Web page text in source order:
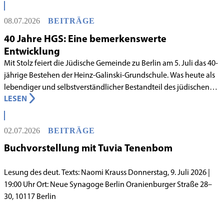
08.07.2026 BEITRÄGE
40 Jahre HGS: Eine bemerkenswerte
Entwicklung
Mit Stolz feiert die Jüdische Gemeinde zu Berlin am 5. Juli das 40-
jährige Bestehen der Heinz-Galinski-Grundschule. Was heute als
lebendiger und selbstverständlicher Bestandteil des jüdischen
Lebens in Berlin gilt, begann in den 1980er-Jahren unter
schwierigen Voraussetzungen. Vor dem Hintergrund eines
innergemeindlichen Wandels entstand bereits 1983 die Idee, eine
jüdische Grundschule zu gründen.
LESEN
02.07.2026 BEITRÄGE
Buchvorstellung mit Tuvia Tenenbom
Lesung des deut. Texts: Naomi Krauss Donnerstag, 9. Juli 2026 |
19:00 Uhr Ort: Neue Synagoge Berlin Oranienburger Straße 28–
30, 10117 Berlin